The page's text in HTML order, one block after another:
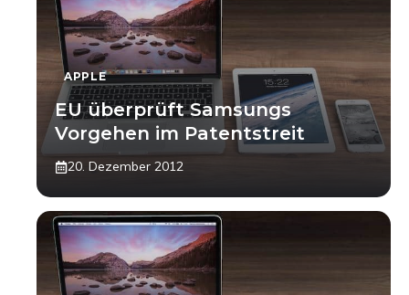
APPLE
EU überprüft Samsungs
Vorgehen im Patentstreit
20. Dezember 2012